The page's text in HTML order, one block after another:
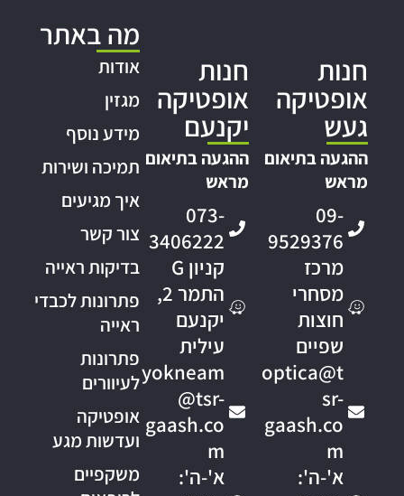
חנות
אופטיקה
געש
ההגעה בתיאום
מראש
09-
9529376
מרכז
מסחרי
חוצות
שפיים
optica@t
sr-
gaash.co
m
א'-ה':
חנות
אופטיקה
יקנעם
ההגעה בתיאום
מראש
073-
3406222
קניון G
התמר 2,
יקנעם
עילית
yokneam
@tsr-
gaash.co
m
א'-ה':
מה באתר
אודות
מגזין
מידע נוסף
תמיכה ושירות
איך מגיעים
צור קשר
בדיקות ראייה
פתרונות לכבדי
ראייה
פתרונות
לעיוורים
אופטיקה
ועדשות מגע
משקפיים